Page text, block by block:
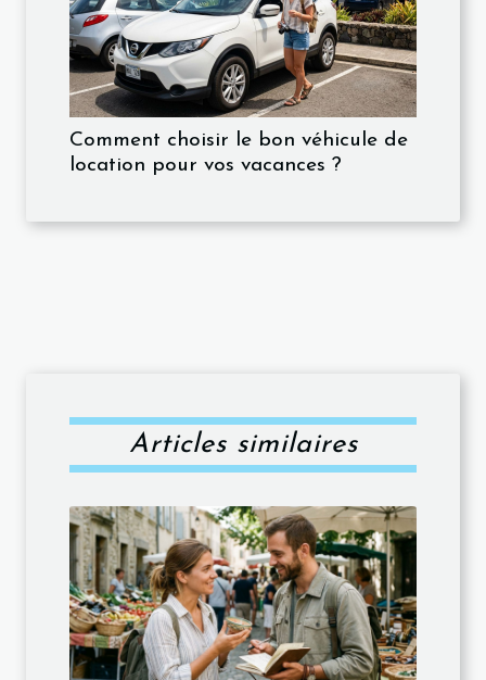
Comment choisir le bon véhicule de
location pour vos vacances ?
Articles similaires